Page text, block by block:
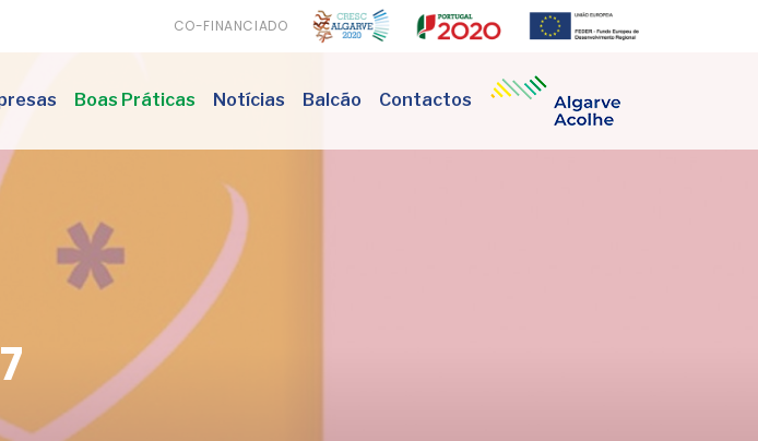
CO-FINANCIADO
Boas Práticas Notícias Balcão Contactos